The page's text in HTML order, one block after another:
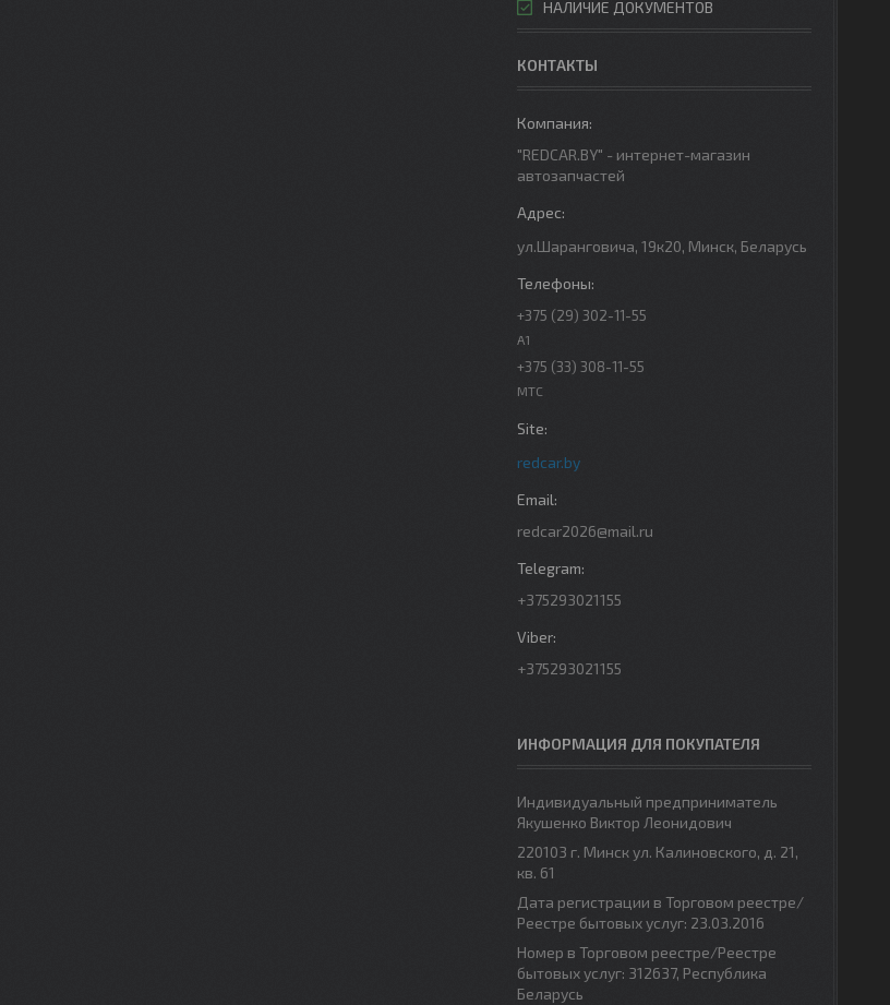
НАЛИЧИЕ ДОКУМЕНТОВ
КОНТАКТЫ
"REDCAR.BY" - интернет-магазин
автозапчастей
ул.Шаранговича, 19к20, Минск, Беларусь
+375 (29) 302-11-55
A1
+375 (33) 308-11-55
МТС
redcar.by
redcar2026@mail.ru
+375293021155
+375293021155
ИНФОРМАЦИЯ ДЛЯ ПОКУПАТЕЛЯ
Индивидуальный предприниматель
Якушенко Виктор Леонидович
220103 г. Минск ул. Калиновского, д. 21,
кв. 61
Дата регистрации в Торговом реестре/
Реестре бытовых услуг: 23.03.2016
Номер в Торговом реестре/Реестре
бытовых услуг: 312637, Республика
Беларусь